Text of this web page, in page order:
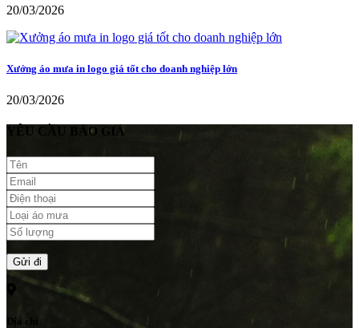
20/03/2026
Xưởng áo mưa in logo giá tốt cho doanh nghiệp lớn
20/03/2026
YÊU CẦU BÁO GIÁ
Địa chỉ